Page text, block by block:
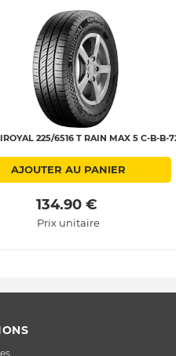
225/6516 T RAIN MAX 5 C-B-B-
AJOUTER AU PANIER
134.90 €
Prix unitaire